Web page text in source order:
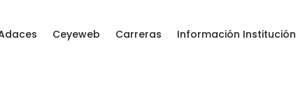
Ceyeweb Carreras Información Institución